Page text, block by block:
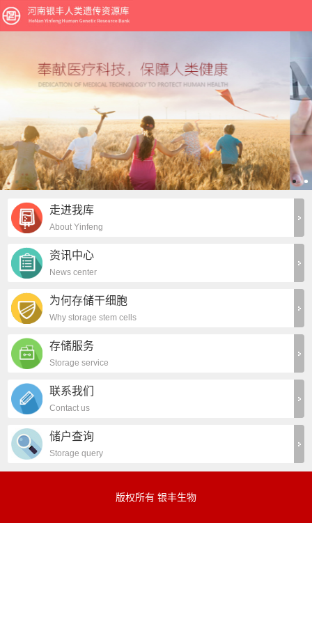
走进我库
About Yinfeng
资讯中心
News center
为何存储干细胞
Why storage stem cells
存储服务
Storage service
联系我们
Contact us
储户查询
Storage query
版权所有 银丰生物